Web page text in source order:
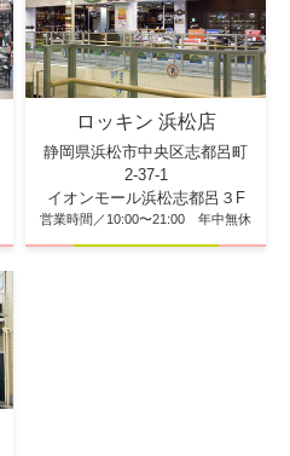
ロッキン 浜松店
静岡県浜松市中央区志都呂町
2-37-1
イオンモール浜松志都呂３F
営業時間／10:00〜21:00 年中無休